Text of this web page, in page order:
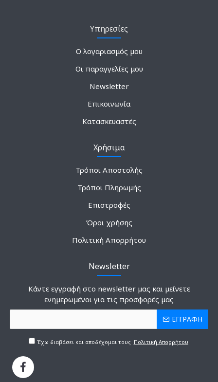
Υπηρεσίες
Ο λογαριασμός μου
Οι παραγγελίες μου
Newsletter
Επικοινωνία
Κατασκευαστές
Χρήσιμα
Τρόποι Αποστολής
Τρόποι Πληρωμής
Επιστροφές
Όροι χρήσης
Πολιτική Απορρήτου
Newsletter
Κάντε εγγραφή στο newsletter μας και μείνετε
ενημερωμένοι για τις προσφορές μας
ΕΓΓΡΑΦΗ
Έχω διαβάσει και αποδέχομαι τους Πολιτική Απορρήτου